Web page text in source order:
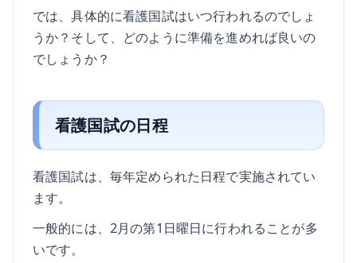
では、具体的に看護国試はいつ行われるのでしょ
うか？そして、どのように準備を進めれば良いの
でしょうか？
看護国試の日程
看護国試は、毎年定められた日程で実施されてい
ます。
一般的には、2月の第1日曜日に行われることが多
いです。